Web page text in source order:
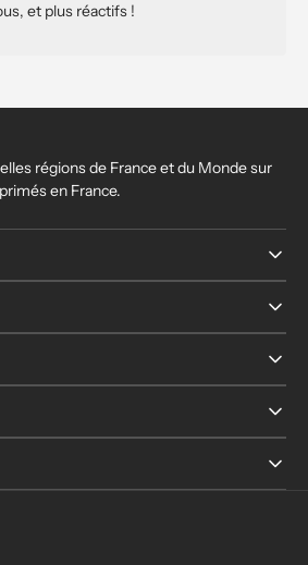
et plus réactifs !
régions de France et du Monde sur
en France.